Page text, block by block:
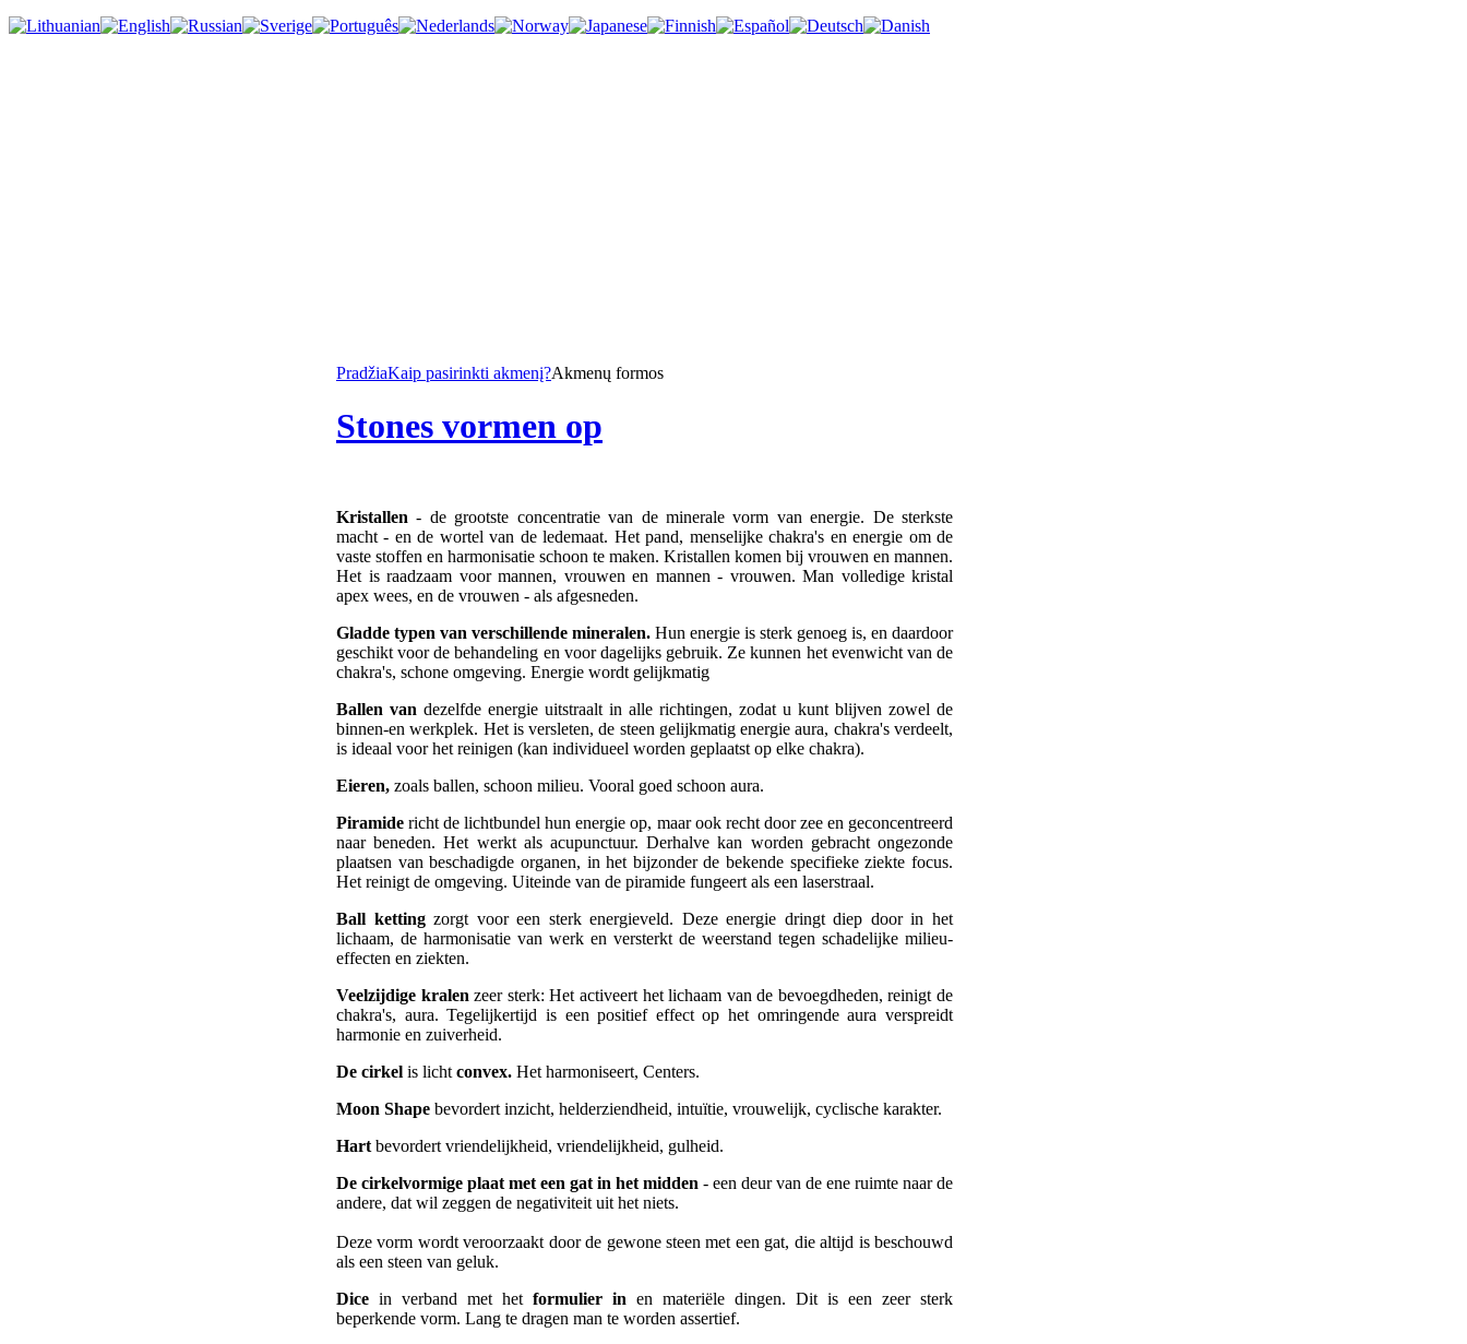
PradžiaKaip pasirinkti akmenį?Akmenų formos
Stones vormen op
Kristallen - de grootste concentratie van de minerale vorm van energie. De sterkste
macht - en de wortel van de ledemaat. Het pand, menselijke chakra's en energie om de
vaste stoffen en harmonisatie schoon te maken. Kristallen komen bij vrouwen en mannen.
Het is raadzaam voor mannen, vrouwen en mannen - vrouwen. Man volledige kristal
apex wees, en de vrouwen - als afgesneden.
Gladde typen van verschillende mineralen. Hun energie is sterk genoeg is, en daardoor
geschikt voor de behandeling en voor dagelijks gebruik. Ze kunnen het evenwicht van de
chakra's, schone omgeving. Energie wordt gelijkmatig
Ballen van dezelfde energie uitstraalt in alle richtingen, zodat u kunt blijven zowel de
binnen-en werkplek. Het is versleten, de steen gelijkmatig energie aura, chakra's verdeelt,
is ideaal voor het reinigen (kan individueel worden geplaatst op elke chakra).
Eieren, zoals ballen, schoon milieu. Vooral goed schoon aura.
Piramide richt de lichtbundel hun energie op, maar ook recht door zee en geconcentreerd
naar beneden. Het werkt als acupunctuur. Derhalve kan worden gebracht ongezonde
plaatsen van beschadigde organen, in het bijzonder de bekende specifieke ziekte focus.
Het reinigt de omgeving. Uiteinde van de piramide fungeert als een laserstraal.
Ball kettingzorgt voor een sterk energieveld. Deze energie dringt diep door in het
lichaam, de harmonisatie van werk en versterkt de weerstand tegen schadelijke milieu-
effecten en ziekten.
Veelzijdige kralen zeer sterk: Het activeert het lichaam van de bevoegdheden, reinigt de
chakra's, aura. Tegelijkertijd is een positief effect op het omringende aura verspreidt
harmonie en zuiverheid.
De cirkel is licht convex. Het harmoniseert, Centers.
Moon Shape bevordert inzicht, helderziendheid, intuïtie, vrouwelijk, cyclische karakter.
Hart bevordert vriendelijkheid, vriendelijkheid, gulheid.
De cirkelvormige plaat met een gat in het midden - een deur van de ene ruimte naar de
andere, dat wil zeggen de negativiteit uit het niets.
Deze vorm wordt veroorzaakt door de gewone steen met een gat, die altijd is beschouwd
als een steen van geluk.
Dice in verband met het formulier in en materiële dingen. Dit is een zeer sterk
beperkende vorm. Lang te dragen man te worden assertief.